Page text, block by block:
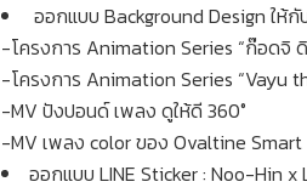
ออกแบบ Background Design ให้กั
-โครงการ Animation Series “ก๊อดจิ
-โครงการ Animation Series “Vayu
-MV ปังปอนด์ เพลง ดูให้ดี 360°
-MV เพลง color ของ Ovaltine Smart
ออกแบบ LINE Sticker : Noo-Hin x